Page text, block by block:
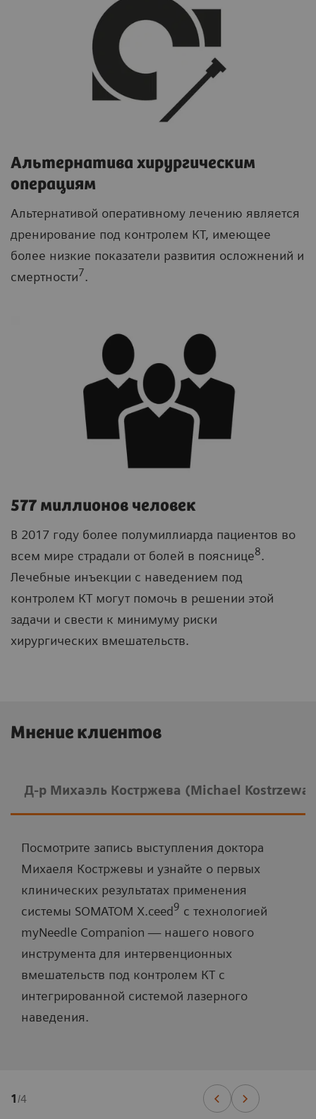
Альтернатива хирургическим
операциям
Альтернативой оперативному лечению является
дренирование под контролем КТ, имеющее
более низкие показатели развития осложнений и
смертности7.
577 миллионов человек
В 2017 году более полумиллиарда пациентов во
всем мире страдали от болей в пояснице8.
Лечебные инъекции с наведением под
контролем КТ могут помочь в решении этой
задачи и свести к минимуму риски
хирургических вмешательств.
Мнение клиентов
Д-р Михаэль Костржева (Michael Kostrzewa)
Посмотрите запись выступления доктора
Михаеля Костржевы и узнайте о первых
клинических результатах применения
системы SOMATOM X.ceed9 с технологией
myNeedle Companion ― нашего нового
инструмента для интервенционных
вмешательств под контролем КТ с
интегрированной системой лазерного
наведения.
1/4